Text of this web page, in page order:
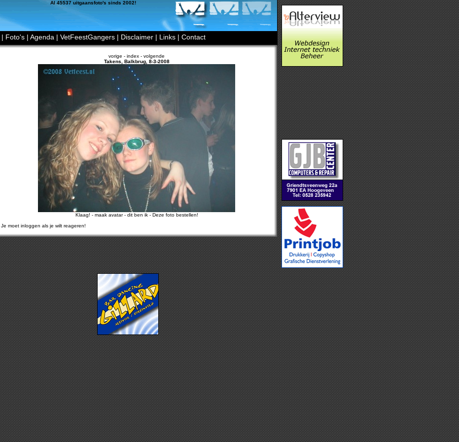
Al 45537 uitgaansfoto's sinds 2002!
| Foto's | Agenda | VetFeestGangers | Disclaimer | Links | Contact
vorige - index - volgende
Takens
Balkbrug, 8-3-2008
Klaag! - maak avatar- dit ben ik- Deze foto bestellen!
Je moet inloggen als je wilt reageren!